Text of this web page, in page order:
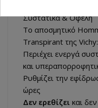
Συστατικά & Οφέλη
Το αποσμητικό
Transpirant της Vichy:
Περιέχει ενεργά
και
Ρυθμίζει την
ώρες
Δεν ερεθίζει και